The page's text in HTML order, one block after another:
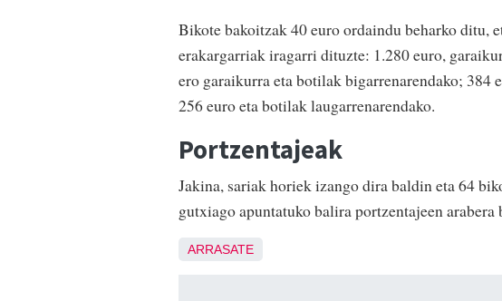
Bikote bakoitzak 40 euro ordaindu beharko ditu,
erakargarriak iragarri dituzte: 1.280 euro,
ero garaikurra eta botilak bigarrenarendako; 384
256 euro eta botilak laugarrenarendako.
Portzentajeak
Jakina, sariak horiek izango dira baldin eta 64
gutxiago apuntatuko balira portzentajeen
ARRASATE